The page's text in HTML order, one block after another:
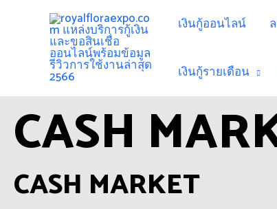
เงินกู้ออนไลน์
เงินกู้รายเดือน
CASH
CASH MARKET